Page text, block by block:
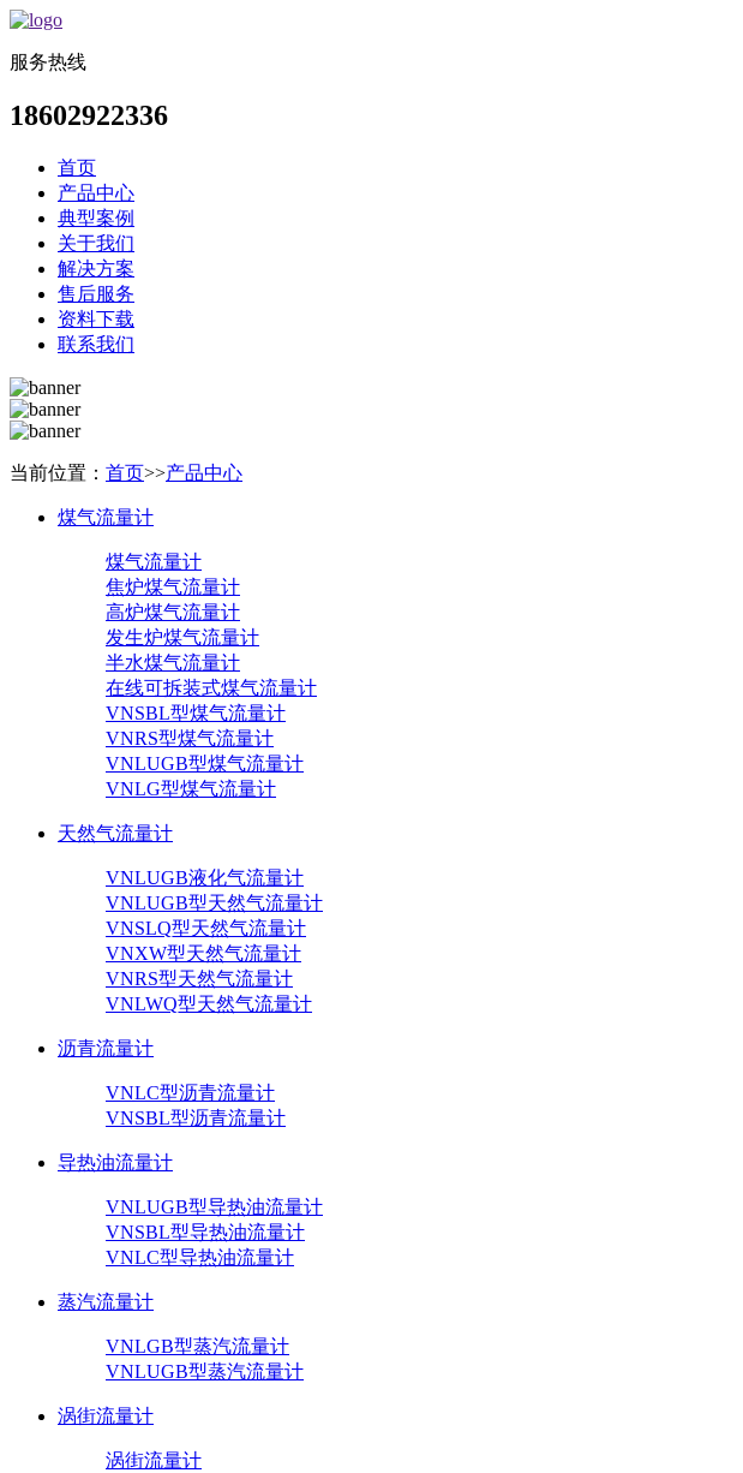
服务热线
18602922336
首页
产品中心
典型案例
关于我们
解决方案
售后服务
资料下载
联系我们
当前位置： 首页>>产品中心
煤气流量计
煤气流量计
焦炉煤气流量计
高炉煤气流量计
发生炉煤气流量计
半水煤气流量计
在线可拆装式煤气流量计
VNSBL型煤气流量计
VNRS型煤气流量计
VNLUGB型煤气流量计
VNLG型煤气流量计
天然气流量计
VNLUGB液化气流量计
VNLUGB型天然气流量计
VNSLQ型天然气流量计
VNXW型天然气流量计
VNRS型天然气流量计
VNLWQ型天然气流量计
沥青流量计
VNLC型沥青流量计
VNSBL型沥青流量计
导热油流量计
VNLUGB型导热油流量计
VNSBL型导热油流量计
VNLC型导热油流量计
蒸汽流量计
VNLGB型蒸汽流量计
VNLUGB型蒸汽流量计
涡街流量计
涡街流量计